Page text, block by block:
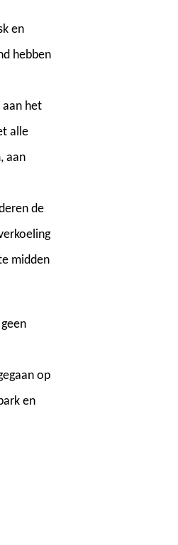
en
hebben
aan het
alle
aan
de
midden
op
en